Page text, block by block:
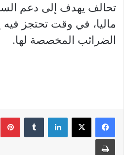
تحالف يهدف إلى دعم
ماليا، في وقت تحتجز فيه
الضرائب المخصصة لها.
لينكدإن
طباعة